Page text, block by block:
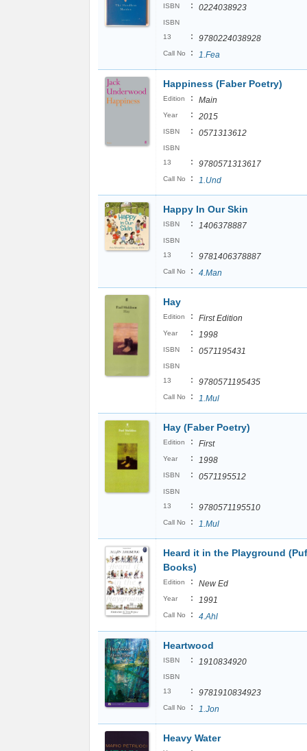
ISBN : 0224038923
ISBN
13
: 9780224038928
Call No : 1.Fea
Happiness (Faber Poetry)
Edition : Main
Year : 2015
ISBN : 0571313612
ISBN
13
: 9780571313617
Call No : 1.Und
Happy In Our Skin
ISBN : 1406378887
ISBN
13
: 9781406378887
Call No : 4.Man
Hay
Edition : First Edition
Year : 1998
ISBN : 0571195431
ISBN
13
: 9780571195435
Call No : 1.Mul
Hay (Faber Poetry)
Edition : First
Year : 1998
ISBN : 0571195512
ISBN
13
: 9780571195510
Call No : 1.Mul
Heard it in the Playground
Books)
Edition : New Ed
Year : 1991
Call No : 4.Ahl
Heartwood
ISBN : 1910834920
ISBN
13
: 9781910834923
Call No : 1.Jon
Heavy Water